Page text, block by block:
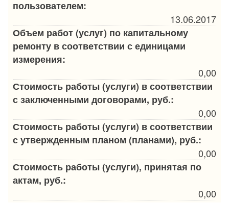
пользователем:
13.06.2017
Объем работ (услуг) по капитальному
ремонту в соответствии с единицами
измерения:
0,00
Стоимость работы (услуги) в соответствии
с заключенными договорами, руб.:
0,00
Стоимость работы (услуги) в соответствии
с утвержденным планом (планами), руб.:
0,00
Стоимость работы (услуги), принятая по
актам, руб.:
0,00